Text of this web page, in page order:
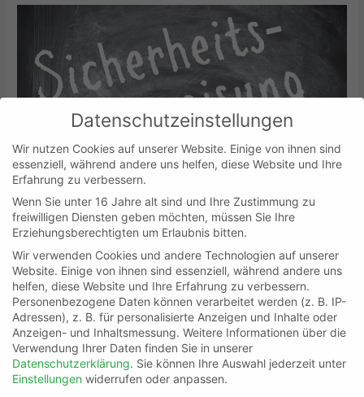
Seminar Sicherheits–
unterweisung
Seminare Homesite Heidenheim/ VonS. Schaupp
Sicherheitsunterweisung Sie erhalten die „Allgemeine jährliche
Sicherheitsunterweisung“Die Unterweisung findet jeweils von
14 – 15 Uhr statt Direkt anmelden und Terminvorschlag
Datenschutzeinstellungen
Wir nutzen Cookies auf unserer Website. Einige von ihnen sind
essenziell, während andere uns helfen, diese Website und Ihre
Erfahrung zu verbessern.
Wenn Sie unter 16 Jahre alt sind und Ihre Zustimmung zu
freiwilligen Diensten geben möchten, müssen Sie Ihre
Erziehungsberechtigten um Erlaubnis bitten.
Wir verwenden Cookies und andere Technologien auf unserer
Website. Einige von ihnen sind essenziell, während andere uns
helfen, diese Website und Ihre Erfahrung zu verbessern.
Personenbezogene Daten können verarbeitet werden (z. B. IP-
Adressen), z. B. für personalisierte Anzeigen und Inhalte oder
Anzeigen- und Inhaltsmessung. Weitere Informationen über die
Verwendung Ihrer Daten finden Sie in unserer
Datenschutzerklärung. Sie können Ihre Auswahl jederzeit unter
Einstellungen widerrufen oder anpassen.